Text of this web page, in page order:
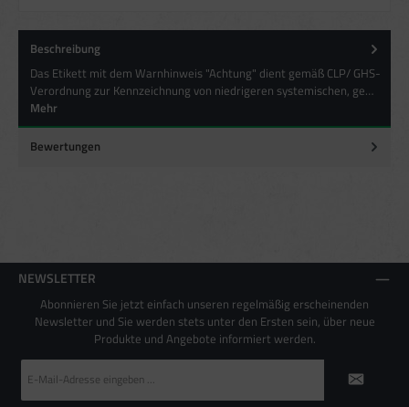
Beschreibung
Das Etikett mit dem Warnhinweis "Achtung" dient gemäß CLP/ GHS-
Verordnung zur Kennzeichnung von niedrigeren systemischen, ge…
Mehr
Bewertungen
NEWSLETTER
Abonnieren Sie jetzt einfach unseren regelmäßig erscheinenden
Newsletter und Sie werden stets unter den Ersten sein, über neue
Produkte und Angebote informiert werden.
Mail-
*
Besondere Features:
Verwendung genauer Standortdaten
Endgeräteeigenschaften zur Identifikation aktiv abfragen